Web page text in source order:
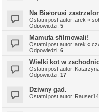
Na Białorusi
Ostatni post autor: arek «
Odpowiedzi: 5
Mamuta sfilmowali!
Ostatni post autor: arek «
Odpowiedzi: 6
Wielki kot w
Ostatni post autor:
Odpowiedzi: 17
Dziwny gad.
Ostatni post autor: